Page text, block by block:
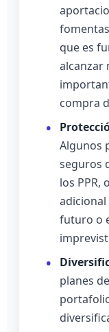
que es
alcanzar
compra
Algunos
seguros
los PPR,
futuro o
planes